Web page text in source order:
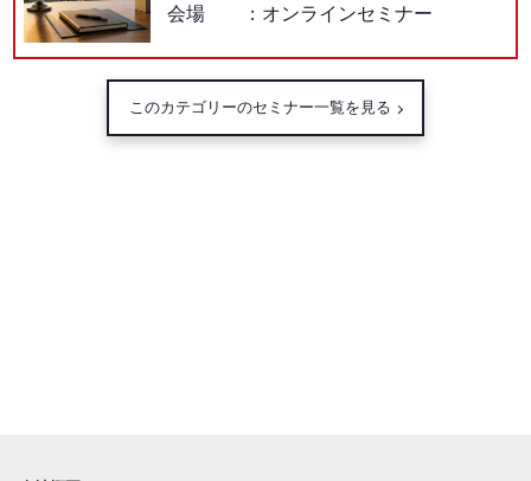
会場
オンラインセミナー
このカテゴリーのセミナー一覧を見る